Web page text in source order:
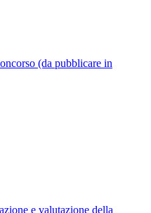
(da pubblicare in
e valutazione della